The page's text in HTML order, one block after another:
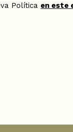
Política en este